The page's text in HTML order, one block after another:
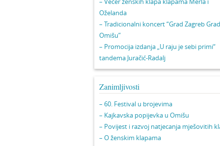
Oželanda
– Tradicionalni koncert “Grad Zagreb Grad
Omišu”
– Promocija izdanja „U raju je sebi primi“
tandema Juračić-Radalj
Zanimljivosti
– 60. Festival u brojevima
– Kajkavska popijevka u Omišu
– Povijest i razvoj natjecanja mješovitih
– O ženskim klapama